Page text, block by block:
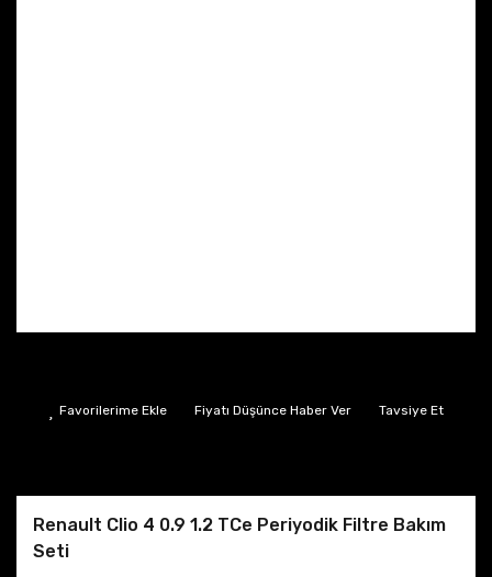
Fiyatı Düşünce Haber Ver Tavsiye Et
Renault Clio 4 0.9 1.2 TCe Periyodik Filtre Bakım
Seti